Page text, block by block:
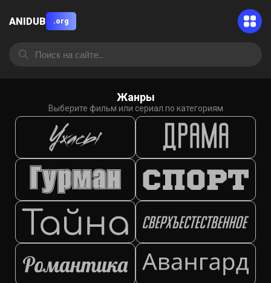
ANIDUB .org
Жанры
Выберите фильм или сериал по категориям